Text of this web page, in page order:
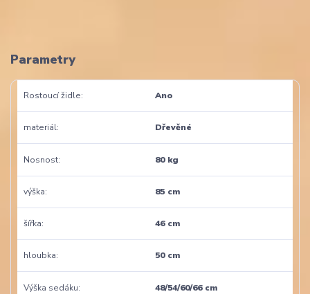
Parametry
Rostoucí židle Ano
materiál Dřevěné
Nosnost 80 kg
výška 85 cm
šířka 46 cm
hloubka 50 cm
Výška sedáku 48/54/60/66 cm